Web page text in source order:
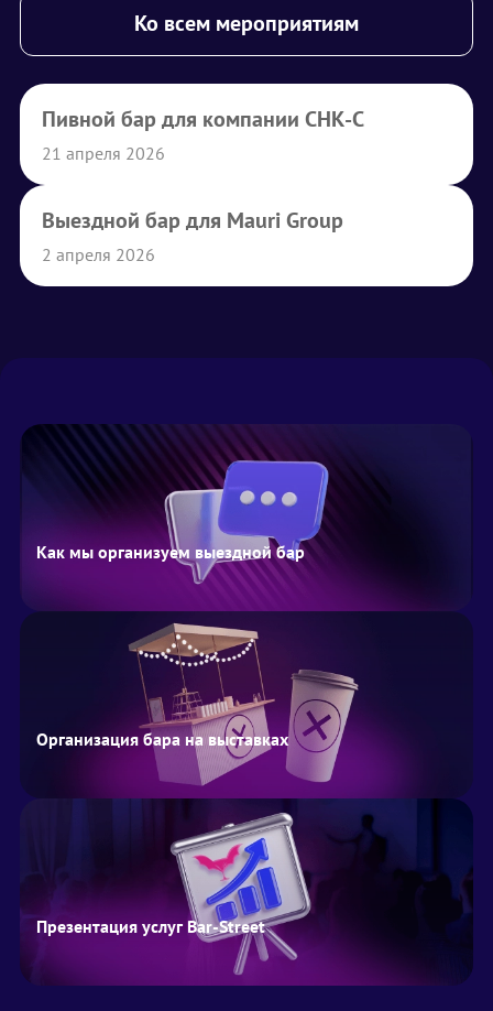
Ко всем мероприятиям
Пивной бар для компании СНК-С
21 апреля 2026
Выездной бар для Mauri Group
2 апреля 2026
Как мы организуем выездной бар
Организация бара на выставках
Презентация услуг Bar-Street